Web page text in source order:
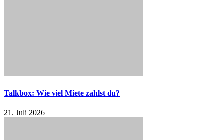
Talkbox: Wie viel Miete zahlst du?
21. Juli 2026